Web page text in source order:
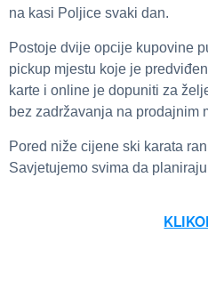
na kasi Poljice svaki dan.
Postoje dvije opcije kupovine
pickup mjestu koje je
karte i online je dopuniti za
bez zadržavanja na prodajnim
Pored niže cijene ski karata
Savjetujemo svima da